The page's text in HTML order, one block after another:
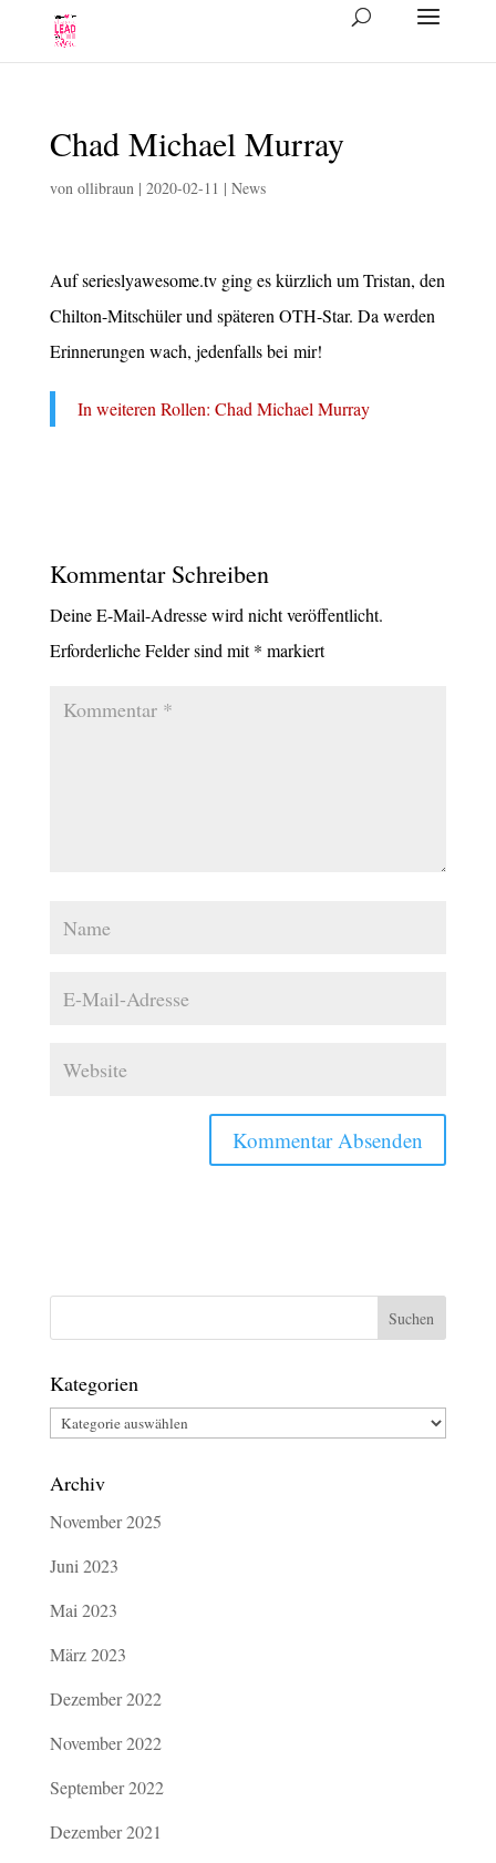
Chad Michael Murray
von ollibraun| 2020-02-11 | News
Auf serieslyawesome.tv ging es kürz­lich um Tris­tan, den
Chil­ton-Mit­schü­ler und spä­te­ren OTH-Star. Da wer­den
Erin­ne­run­gen wach, jeden­falls bei mir!
In wei­te­ren Rol­len: Chad Micha­el Murray
Kommentar Schreiben
Deine E-Mail-Adresse wird nicht veröffentlicht.
Erforderliche Felder sind mit* markiert
Kategorien
Kategorien
Archiv
November 2025
Juni 2023
Mai 2023
März 2023
Dezember 2022
November 2022
September 2022
Dezember 2021